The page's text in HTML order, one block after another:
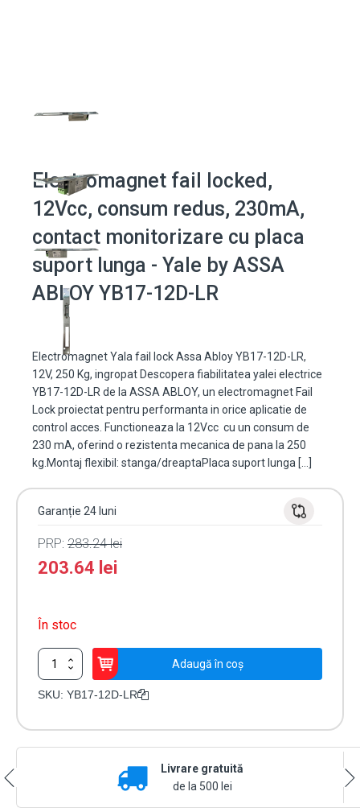
Electromagnet fail locked,
12Vcc, consum redus, 230mA,
contact monitorizare cu placa
suport lunga - Yale by ASSA
ABLOY YB17-12D-LR
Electromagnet Yala fail lock Assa Abloy YB17-12D-LR,
12V, 250 Kg, ingropat Descopera fiabilitatea yalei electrice
YB17-12D-LR de la ASSA ABLOY, un electromagnet Fail
Lock proiectat pentru performanta in orice aplicatie de
control acces. Functioneaza la 12Vcc cu un consum de
230 mA, oferind o rezistenta mecanica de pana la 250
kg.Montaj flexibil: stanga/dreaptaPlaca suport lunga […]
Garanție 24 luni
PRP: 283.24lei
203.64 lei
În stoc
Cantitate
Electromagnet
fail
Adaugă în coș
SKU: YB17-12D-LR
Livrare gratuită
de la 500 lei